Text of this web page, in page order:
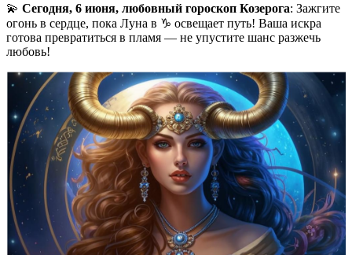
💫 Сегодня, 6 июня, любовный гороскоп Козерога: Зажгите
огонь в сердце, пока Луна в ♑️ освещает путь! Ваша искра
готова превратиться в пламя — не упустите шанс разжечь
любовь!